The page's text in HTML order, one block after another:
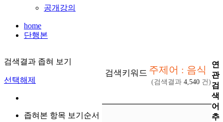
공개강의
home
단행본
검색결과 좁혀 보기
선택해제
좁혀본 항목 보기순서
검색키워드 주제어 : 음식
(검색결과 4,540 건)
연
관
검
색
어
추